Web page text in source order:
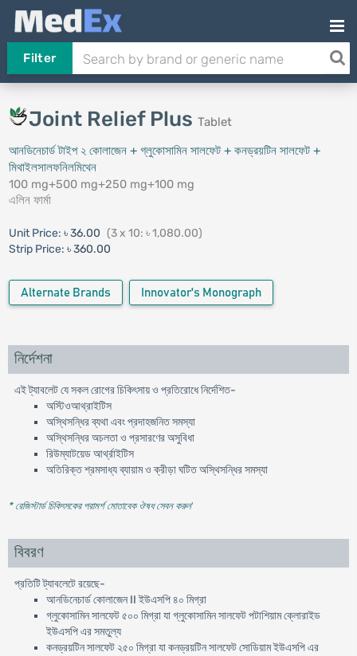
Filter
Joint Relief PlusTablet
আনডিনেচার্ড টাইপ ২ কোলাজেন + গ্লুকোসামিন সালফেট + কনড্রয়টিন সালফেট +
মিথাইলসালফনিলমিথেন
100 mg+500 mg+250 mg+100 mg
এলিন ফার্মা
Unit Price: ৳ 36.00 (3 x 10: ৳ 1,080.00)
Strip Price: ৳ 360.00
Alternate Brands Innovator's Monograph
নির্দেশনা
এই ট্যাবলেট যে সকল রোগের চিকিৎসায় ও প্রতিরোধে নির্দেশিত-
অস্টিওআথ্রাইটিস
অস্থিসন্ধির ব্যথা এবং প্রদাহজনিত সমস্যা
অস্থিসন্ধির অচলতা ও প্রসারণের অসুবিধা
রিউম্যাটয়েড আর্থ্রাইটিস
অতিরিক্ত শ্রমসাধ্য ব্যায়াম ও ক্রীড়া ঘটিত অস্থিসন্ধির সমস্যা
* রেজিস্টার্ড চিকিৎসকের পরামর্শ মোতাবেক ঔষধ সেবন করুন'
বিবরণ
প্রতিটি ট্যাবলেটে রয়েছে-
আনডিনেচার্ড কোলাজেন II ইউএসপি ৪০ মিগ্রা
গ্লুকোসামিন সালফেট ৫০০ মিগ্রা যা গ্লুকোসামিন সালফেট পটাশিয়াম ক্লোরাইড
ইউএসপি এর সমতুল্য
কনড্রয়টিন সালফেট ২৫০ মিগ্রা যা কনড্রয়টিন সালফেট সোডিয়াম ইউএসপি এর